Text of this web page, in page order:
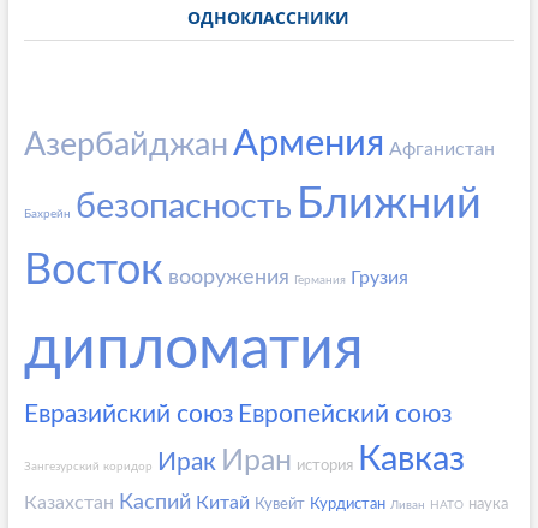
ОДНОКЛАССНИКИ
АзербайджанАрмения Афганистан
Бахрейн безопасность Ближний
Восток вооружения Германия Грузия
дипломатия
Евразийский союз Европейский союз
Зангезурский коридор Ирак Иран история Кавказ
Казахстан Каспий Китай Кувейт Курдистан Ливан НАТО наука